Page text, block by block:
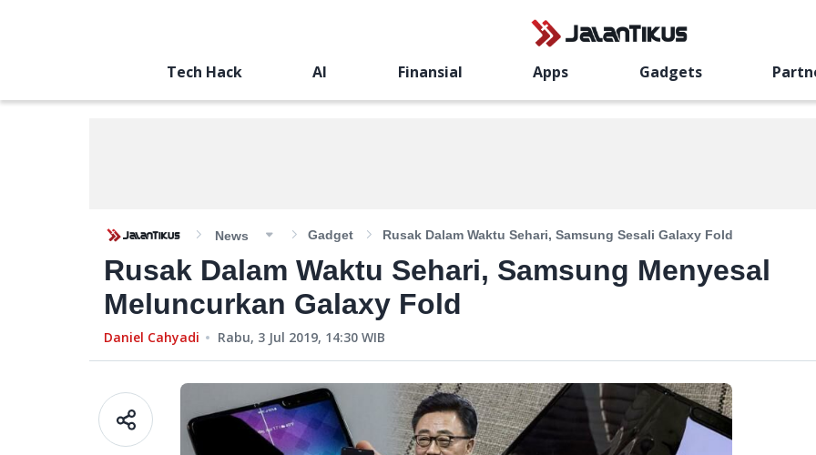
Tech Hack AI Finansial Apps Gadgets
News Gadget Rusak Dalam Waktu Sehari, Samsung Sesali Galaxy Fold
Rusak Dalam Waktu Sehari, Samsung Menyesal
Meluncurkan Galaxy Fold
Daniel Cahyadi Rabu, 3 Jul 2019, 14:30 WIB